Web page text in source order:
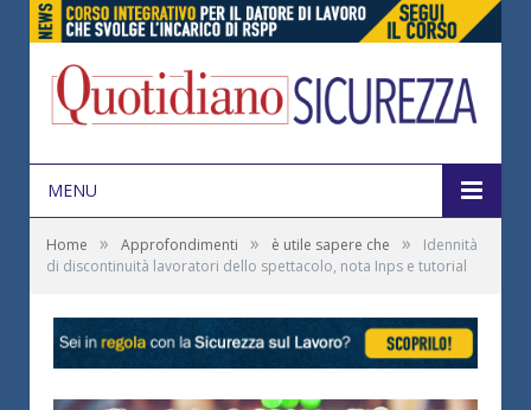
MENU
Home » Approfondimenti » è utile sapere che »
Idennità
di discontinuità lavoratori dello spettacolo, nota Inps e tutorial